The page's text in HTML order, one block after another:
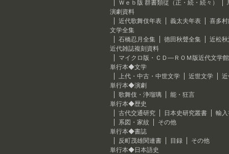
Ｗｅｂ版 群書類従（正・続・続々）
演劇資料
近代歌舞伎年表
義太夫年表
喜多
文学全集
石橋忍月全集
徳田秋聲全集
近松
近代雑誌複刻資料
マイクロ版・ＣＤ―ＲＯＭ版近代文学館
単行本◆文学
上代・中古・中世文学
近世文学
単行本◆演劇
歌舞伎・浄瑠璃
能・狂言
単行本◆歴史
古代交通研究
日本史研究叢書
輸
系図・家紋
その他
単行本◆書誌
反町茂雄関連書
目録
その他
単行本◆日本語史